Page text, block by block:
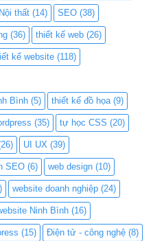
Nội thất (14) SEO (38)
(36) thiết kế web (26)
kế website (118)
Bình (5) thiết kế đồ họa (9)
(35) tự học CSS (20)
UI UX (39)
SEO (6) web design (10)
website doanh nghiệp (24)
Ninh Bình (16)
(15) Điện tử - công nghệ (8)